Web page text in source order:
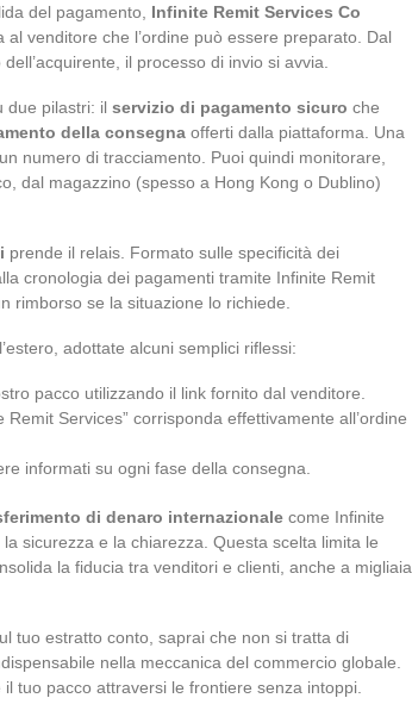
del pagamento, Infinite Remit Services Co
venditore che l’ordine può essere preparato. Dal
il processo di invio si avvia.
due pilastri: il servizio di pagamento sicuro che
della consegna offerti dalla piattaforma. Una
numero di tracciamento. Puoi quindi monitorare,
dal magazzino (spesso a Hong Kong o Dublino)
prende il relais. Formato sulle specificità dei
cronologia dei pagamenti tramite Infinite Remit
rimborso se la situazione lo richiede.
adottate alcuni semplici riflessi:
pacco utilizzando il link fornito dal venditore.
Services” corrisponda effettivamente all’ordine
informati su ogni fase della consegna.
di denaro internazionale come Infinite
sicurezza e la chiarezza. Questa scelta limita le
la fiducia tra venditori e clienti, anche a migliaia
tuo estratto conto, saprai che non si tratta di
nella meccanica del commercio globale.
tuo pacco attraversi le frontiere senza intoppi.